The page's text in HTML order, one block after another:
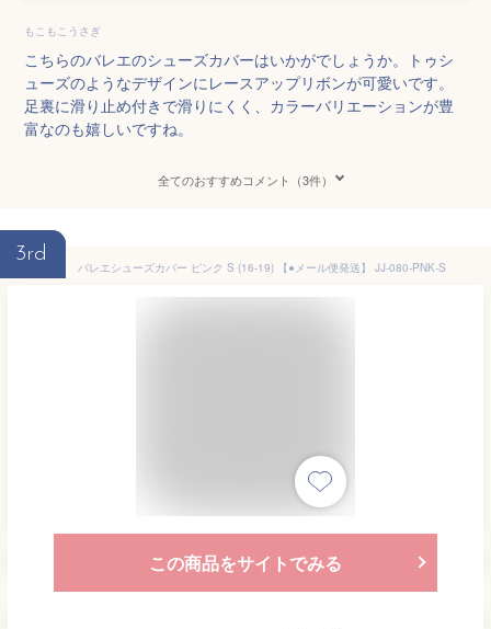
もこもこうさぎ
こちらのバレエのシューズカバーはいかがでしょうか。トゥシ
ューズのようなデザインにレースアップリボンが可愛いです。
足裏に滑り止め付きで滑りにくく、カラーバリエーションが豊
富なのも嬉しいですね。
全てのおすすめコメント（3件）
3rd
バレエシューズカバー ピンク S (16-19) 【●メール便発送】 JJ-080-PNK-S
この商品をサイトでみる